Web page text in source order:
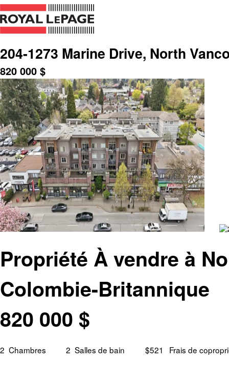
204-1273 Marine Drive, North
820 000 $
Propriété À vendre à
Colombie-Britannique
820 000 $
2 Chambres 2 Salles de bain $521 Frais de